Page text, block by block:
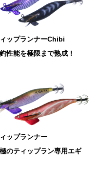
ップランナーChibi
性能を極限まで熟成！
ップランナー
のティップラン専用エギ